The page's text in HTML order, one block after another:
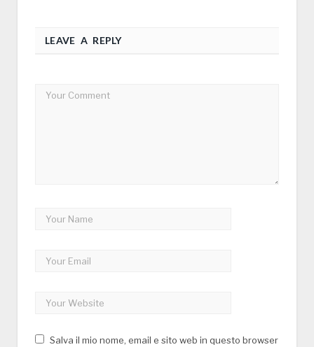
LEAVE A REPLY
Salva il mio nome, email e sito web in questo browser